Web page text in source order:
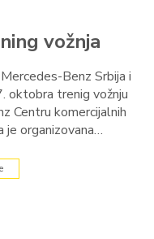
vožnja
Benz Srbija i
oktobra trenig vožnju
Centru komercijalnih
je organizovana…